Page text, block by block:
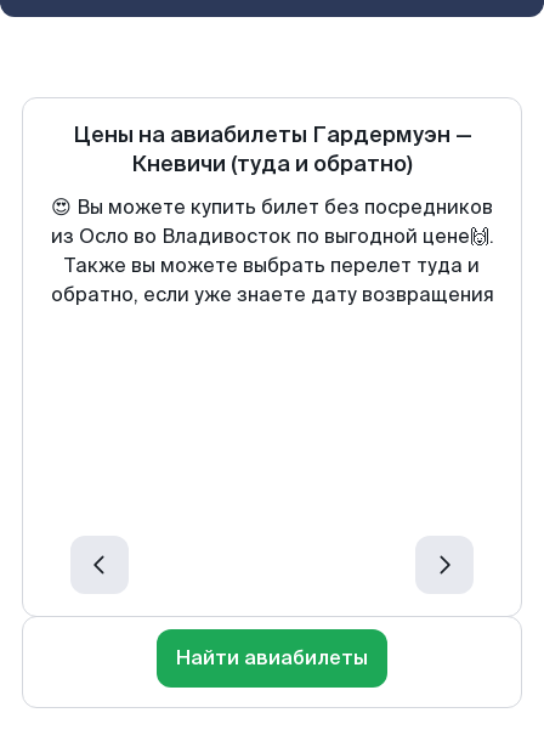
Цены на авиабилеты Гардермуэн —
Кневичи (туда и обратно)
😍 Вы можете купить билет без посредников
из Осло во Владивосток по выгодной цене🙌.
Также вы можете выбрать перелет туда и
обратно, если уже знаете дату возвращения
Найти авиабилеты